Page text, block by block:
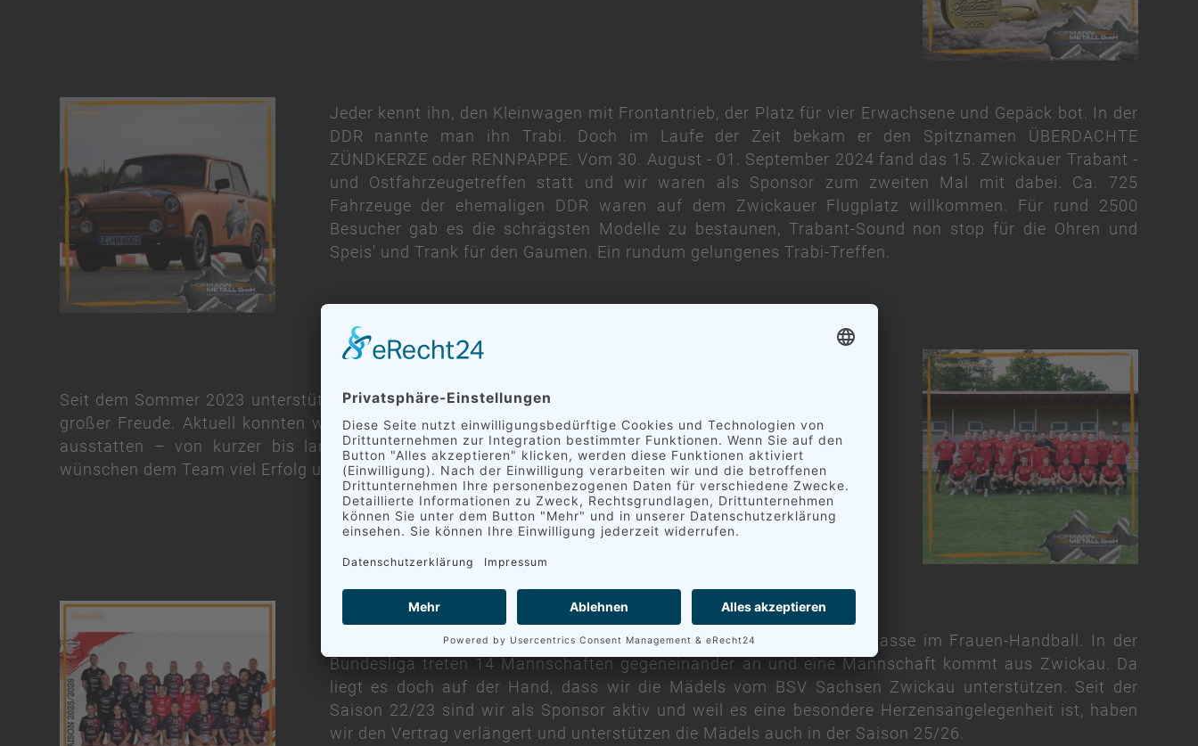
Jeder kennt ihn, den Kleinwagen mit Frontantrieb, der Platz für vier Erwachsene und Gepäck bot. In der
DDR nannte man ihn Trabi. Doch im Laufe der Zeit bekam er den Spitznamen ÜBERDACHTE
ZÜNDKERZE oder RENNPAPPE. Vom 30. August - 01. September 2024 fand das 15. Zwickauer Trabant -
und Ostfahrzeugetreffen statt und wir waren als Sponsor zum zweiten Mal mit dabei. Ca. 725
Fahrzeuge der ehemaligen DDR waren auf dem Zwickauer Flugplatz willkommen. Für rund 2500
Besucher gab es die schrägsten Modelle zu bestaunen, Trabant-Sound non stop für die Ohren und
Speis' und Trank für den Gaumen. Ein rundum gelungenes Trabi-Treffen.
Seit dem Sommer 2023 unterstützen wir den Fußballverein SV Naunhof 1920 aus dem Cladewald mit
großer Freude. Aktuell konnten wir die 1. Mannschaft mit einer komplett neuen Trainingsausrüstung
ausstatten – von kurzer bis langer Trainingskleidung, inklusive Regenjacken, ist alles dabei. Wir
wünschen dem Team viel Erfolg und freuen uns auf viele spannende Spiele!
Die Handball-Bundesliga der Frauen ist die höchste deutsche Spielklasse im Frauen-Handball. In der
Bundesliga treten 14 Mannschaften gegeneinander an und eine Mannschaft kommt aus Zwickau. Da
liegt es doch auf der Hand, dass wir die Mädels vom BSV Sachsen Zwickau unterstützen. Seit der
Saison 22/23 sind wir als Sponsor aktiv und weil es eine besondere Herzensangelegenheit ist, haben
wir den Vertrag verlängert und unterstützen die Mädels auch in der Saison 25/26.